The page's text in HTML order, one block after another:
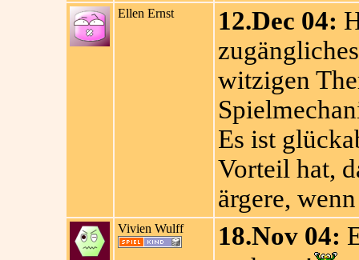
Ellen Ernst 12.Dec 04:
witzigen
Es ist
Vorteil hat,
ärgere,
Vivien Wulff 18.Nov 04: